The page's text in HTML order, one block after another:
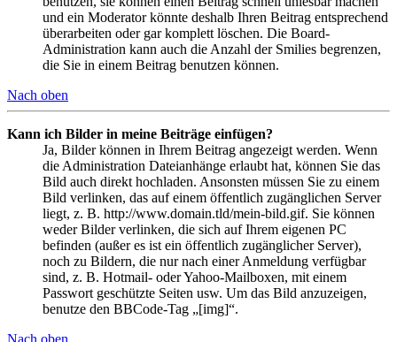
und ein Moderator könnte deshalb Ihren Beitrag entsprechend
überarbeiten oder gar komplett löschen. Die Board-
Administration kann auch die Anzahl der Smilies begrenzen,
die Sie in einem Beitrag benutzen können.
Nach oben
Kann ich Bilder in meine Beiträge einfügen?
Ja, Bilder können in Ihrem Beitrag angezeigt werden. Wenn
die Administration Dateianhänge erlaubt hat, können Sie das
Bild auch direkt hochladen. Ansonsten müssen Sie zu einem
Bild verlinken, das auf einem öffentlich zugänglichen Server
liegt, z. B. http://www.domain.tld/mein-bild.gif. Sie können
weder Bilder verlinken, die sich auf Ihrem eigenen PC
befinden (außer es ist ein öffentlich zugänglicher Server),
noch zu Bildern, die nur nach einer Anmeldung verfügbar
sind, z. B. Hotmail- oder Yahoo-Mailboxen, mit einem
Passwort geschützte Seiten usw. Um das Bild anzuzeigen,
benutze den BBCode-Tag „[img]“.
Nach oben